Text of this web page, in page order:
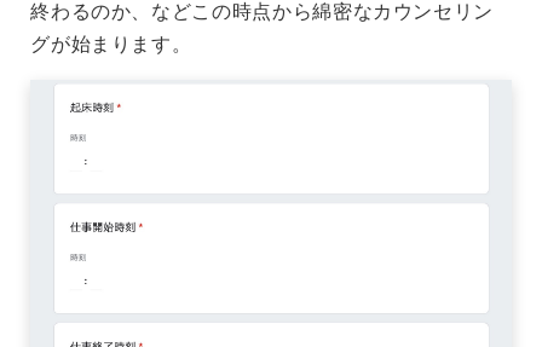
終わるのか、などこの時点から綿密なカウンセリン
グが始まります。